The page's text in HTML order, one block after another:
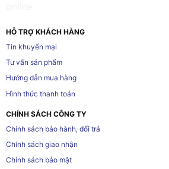
HỖ TRỢ KHÁCH HÀNG
Tin khuyến mại
Tư vấn sản phẩm
Hướng dẫn mua hàng
Hình thức thanh toán
CHÍNH SÁCH CÔNG TY
Chính sách bảo hành, đổi trả
Chính sách giao nhận
Chính sách bảo mật